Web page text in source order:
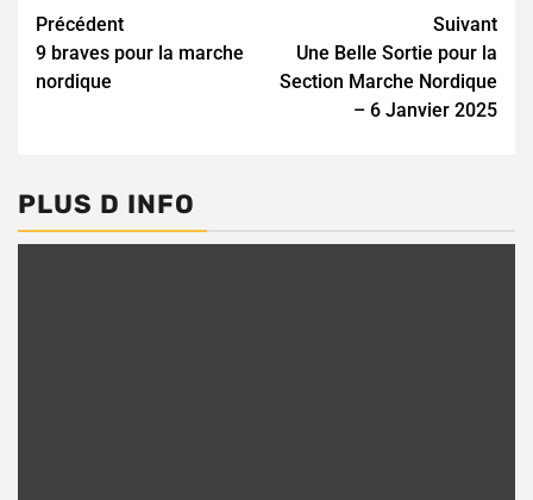
Continue
Reading
Précédent
9 braves pour la marche
nordique
Suivant
Une Belle Sortie pour la
Section Marche Nordique
– 6 Janvier 2025
PLUS D INFO